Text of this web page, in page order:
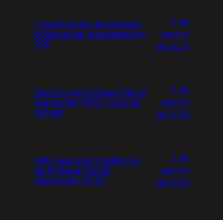
Classificação de Kennedy
e Regras de Applegate em
PPR
5 de
agosto
de 2026
Resumo de Prótese Parcial
Removível (PPR): Guia de
Estudo
5 de
agosto
de 2026
PPR: Resumo Acadêmico
de Prótese Parcial
Removível (2015)
5 de
agosto
de 2026